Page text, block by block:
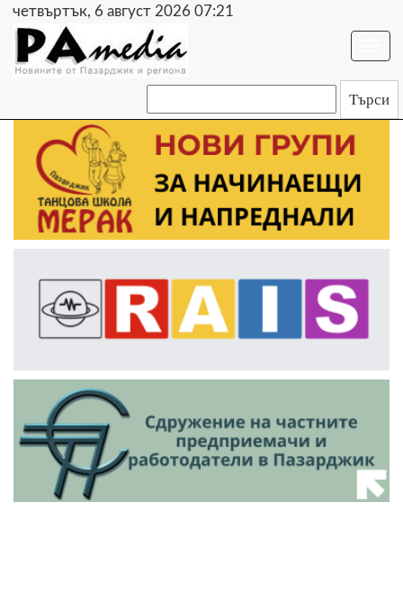
четвъртък, 6 август 2026 07:21